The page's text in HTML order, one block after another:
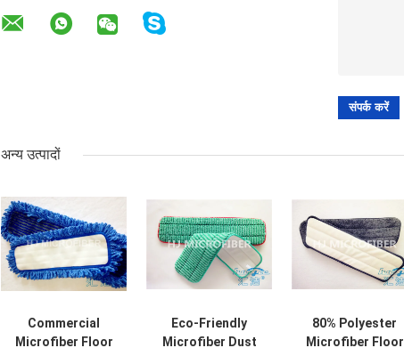
अन्य उत्पादों
Commercial
Microfiber Floor
Eco-Friendly
Microfiber Dust
80% Polyester
Microfiber Floor